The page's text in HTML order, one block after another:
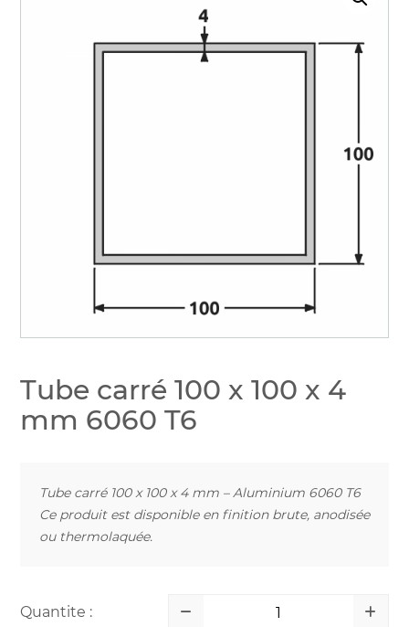
Tube carré 100 x 100 x 4
mm 6060 T6
Tube carré 100 x 100 x 4 mm – Aluminium 6060 T6
Ce produit est disponible en finition brute, anodisée
ou thermolaquée.
Quantite :